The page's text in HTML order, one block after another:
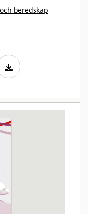
beredskap